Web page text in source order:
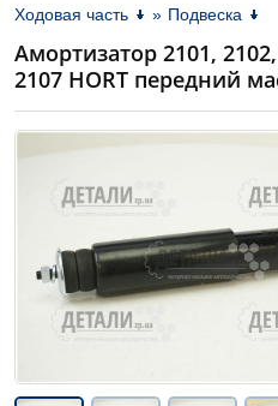
Ходовая часть
» Подвеска
Амортизатор 2101,
2107 HORT передний